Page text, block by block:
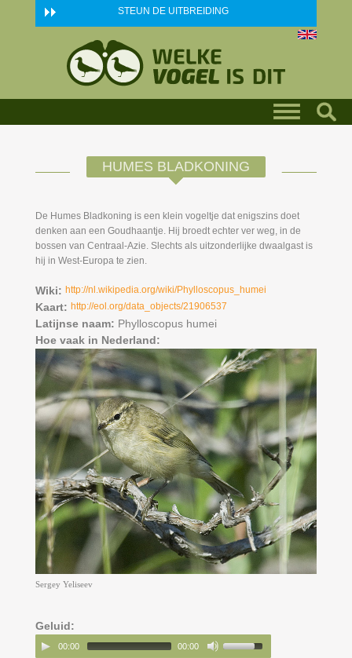
Skip to main content STEUN DE UITBREIDING
HUMES BLADKONING
De Humes Bladkoning is een klein vogeltje dat enigszins doet
denken aan een Goudhaantje. Hij broedt echter ver weg, in de
bossen van Centraal-Azie. Slechts als uitzonderlijke dwaalgast is
hij in West-Europa te zien.
Wiki: http://nl.wikipedia.org/wiki/Phylloscopus_humei
Kaart: http://eol.org/data_objects/21906537
Latijnse naam: Phylloscopus humei
Hoe vaak in Nederland:
Sergey Yeliseev
Geluid:
00:00 00:00